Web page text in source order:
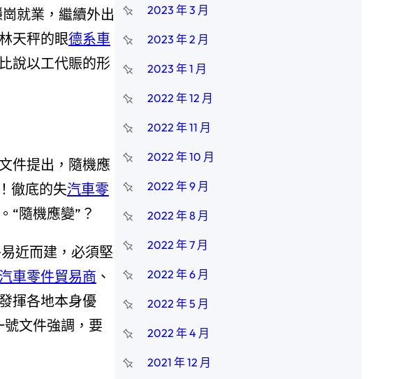
就業，繼續外出
天秤的眼德系車
說以工代賑的形
件提出，隨機應
徹底的失汽車零
“隨機應變”？
近而建，必須堅
汽車零件貿易商 、
揮各地本身優
文件強調，要
2023 年 3 月
2023 年 2 月
2023 年 1 月
2022 年 12 月
2022 年 11 月
2022 年 10 月
2022 年 9 月
2022 年 8 月
2022 年 7 月
2022 年 6 月
2022 年 5 月
2022 年 4 月
2021 年 12 月